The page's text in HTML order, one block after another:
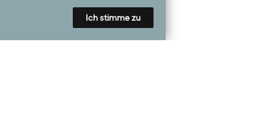
Ich stimme zu